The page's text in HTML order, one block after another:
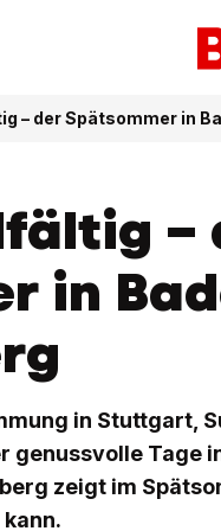
– der Spätsommer in
–
in
in Stuttgart,
genussvolle Tage
zeigt im